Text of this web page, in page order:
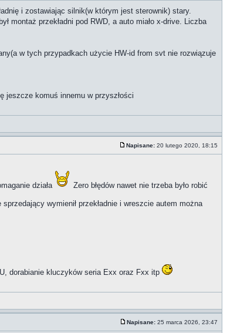
i zostawiając silnik(w którym jest sterownik) stary.
montaż przekładni pod RWD, a auto miało x-drive. Liczba
w tych przypadkach użycie HW-id from svt nie rozwiązuje
jeszcze komuś innemu w przyszłości
Napisane: 20 lutego 2020, 18:15
działa Zero błędów nawet nie trzeba było robić
sprzedający wymienił przekładnie i wreszcie autem można
dorabianie kluczyków seria Exx oraz Fxx itp
Napisane: 25 marca 2026, 23:47